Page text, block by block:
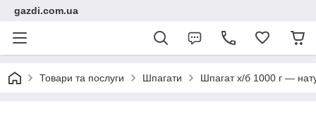
gazdi.com.ua
Товари та послуги Шпагати Шпагат х/б 1000 г —